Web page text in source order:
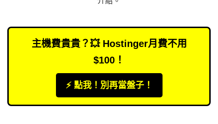
主機費貴貴？💥 Hostinger月費不用
$100！
⚡️ 點我！別再當盤子！